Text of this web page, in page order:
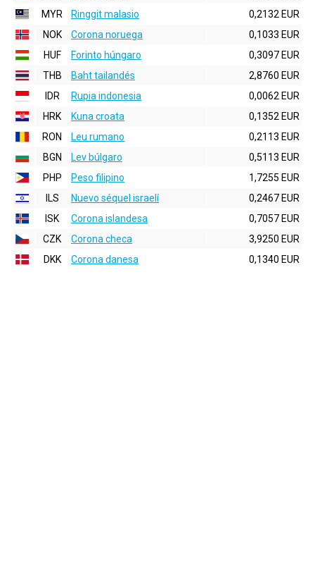
MYR
Ringgit malasio
0,2132 EUR
NOK
Corona noruega
0,1033 EUR
HUF
Forinto húngaro
0,3097 EUR
THB
Baht tailandés
2,8760 EUR
IDR
Rupia indonesia
0,0062 EUR
HRK
Kuna croata
0,1352 EUR
RON
Leu rumano
0,2113 EUR
BGN
Lev búlgaro
0,5113 EUR
PHP
Peso filipino
1,7255 EUR
ILS
Nuevo séquel israelí
0,2467 EUR
ISK
Corona islandesa
0,7057 EUR
CZK
Corona checa
3,9250 EUR
DKK
Corona danesa 0,1340 EUR